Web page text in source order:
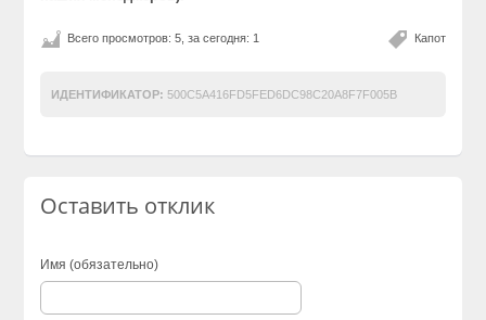
Капот
Всего просмотров: 5, за сегодня: 1
ИДЕНТИФИКАТОР: 500C5A416FD5FED6DC98C20A8F7F005B
Оставить отклик
Имя (обязательно)